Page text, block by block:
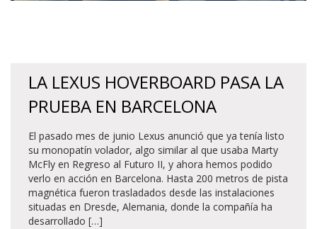
LA LEXUS HOVERBOARD PASA LA
PRUEBA EN BARCELONA
El pasado mes de junio Lexus anunció que ya tenía listo
su monopatín volador, algo similar al que usaba Marty
McFly en Regreso al Futuro II, y ahora hemos podido
verlo en acción en Barcelona. Hasta 200 metros de pista
magnética fueron trasladados desde las instalaciones
situadas en Dresde, Alemania, donde la compañía ha
desarrollado […]